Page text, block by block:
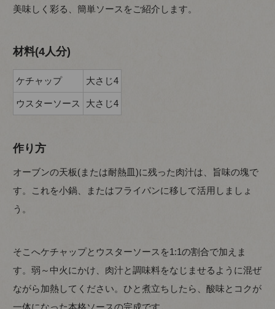
美味しく彩る、簡単ソースをご紹介します。
材料(4人分)
ケチャップ 大さじ4
ウスターソース 大さじ4
作り方
オーブンの天板(または耐熱皿)に残った肉汁は、旨味の塊で
す。これを小鍋、またはフライパンに移して活用しましょ
う。
そこへケチャップとウスターソースを1:1の割合で加えま
す。弱～中火にかけ、肉汁と調味料をなじませるように混ぜ
ながら加熱してください。ひと煮立ちしたら、酸味とコクが